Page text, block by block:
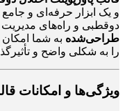
و یک ابزار حرفه‌ای و جامع
دوقطبی و راه‌های
طراحی‌شده به شما
را به شکلی واضح و
ویژگی‌ها و امکانات